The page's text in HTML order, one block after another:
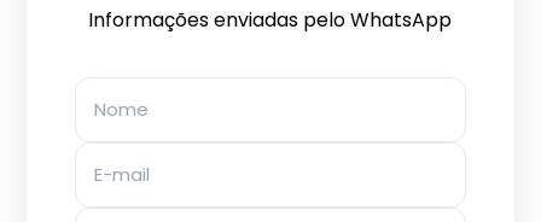
Informações enviadas pelo WhatsApp